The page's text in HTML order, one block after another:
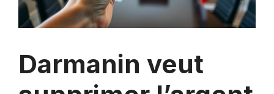
Darmanin veut